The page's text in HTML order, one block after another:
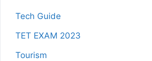
Tech Guide
TET EXAM 2023
Tourism